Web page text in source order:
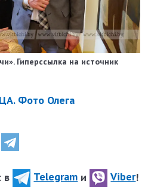
Гиперссылка на источник
Фото Олега
в Telegram и Viber!